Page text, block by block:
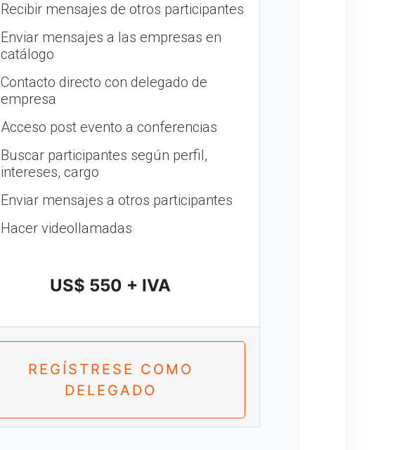
Recibir mensajes de otros participantes
Enviar mensajes a las empresas en
catálogo
Contacto directo con delegado de
empresa
Acceso post evento a conferencias
Buscar participantes según perfil,
intereses, cargo
Enviar mensajes a otros participantes
Hacer videollamadas
US$ 550 + IVA
REGÍSTRESE COMO
DELEGADO